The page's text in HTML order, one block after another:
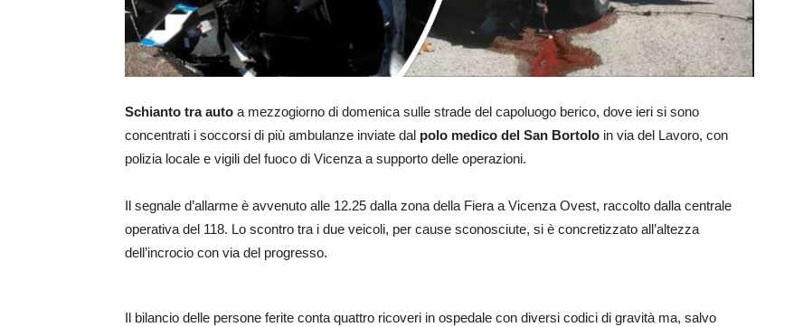
Schianto tra auto a mezzogiorno di domenica sulle strade del capoluogo berico, dove ieri si sono
concentrati i soccorsi di più ambulanze inviate dal polo medico del San Bortolo in via del Lavoro, con
polizia locale e vigili del fuoco di Vicenza a supporto delle operazioni.
Il segnale d’allarme è avvenuto alle 12.25 dalla zona della Fiera a Vicenza Ovest, raccolto dalla centrale
operativa del 118. Lo scontro tra i due veicoli, per cause sconosciute, si è concretizzato all’altezza
dell’incrocio con via del progresso.
Il bilancio delle persone ferite conta quattro ricoveri in ospedale con diversi codici di gravità ma, salvo